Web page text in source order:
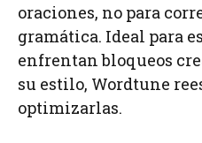
oraciones, no para
gramática. Ideal para
enfrentan bloqueos
su estilo, Wordtune
optimizarlas.